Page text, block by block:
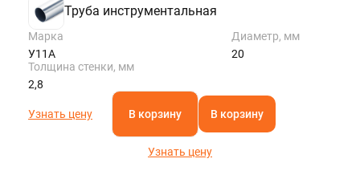
Труба инструментальная
Марка
У11А
Диаметр, мм
20
Толщина стенки, мм
2,8
Узнать цену В корзину В корзину
Узнать цену